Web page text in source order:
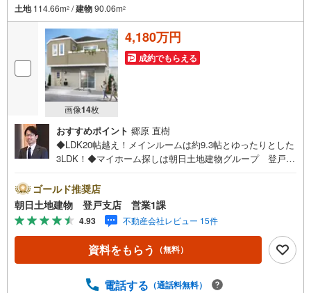
土地114.66m2 /建物90.06m2
画像14枚
4,180万円
成約でもらえる
おすすめポイント 郷原 直樹
◆LDK20帖越え！メインルームは約9.3帖とゆったりとした
3LDK！◆マイホーム探しは朝日土地建物グループ 登戸店
◆◇地域密着！購入だけでなくご売却もしっかりとサポー
トします！◇◆【朝日土地建物グループ 登戸支店】イチ
押しポイント！◆◇◆◇再開発エリア人気の「向ヶ丘遊
園」駅 徒歩23分・バス15分・「登戸」駅も利用可能◇◆
■土地面積110平米超え！■南側隣地通路につき日当たり良
好■メインルーム約9.3帖のゆったりとした3LDK■バルコニ
地、緑も多く落ち着いて過ごせます！■住宅ローンのご相
ゴールド推奨店
朝日土地建物 登戸支店 営業1課
4.93 不動産会社レビュー 15件
資料をもらう （無料）
電話する （通話料無料）